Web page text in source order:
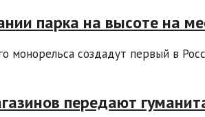
парка на высоте на
монорельса создадут первый в
передают